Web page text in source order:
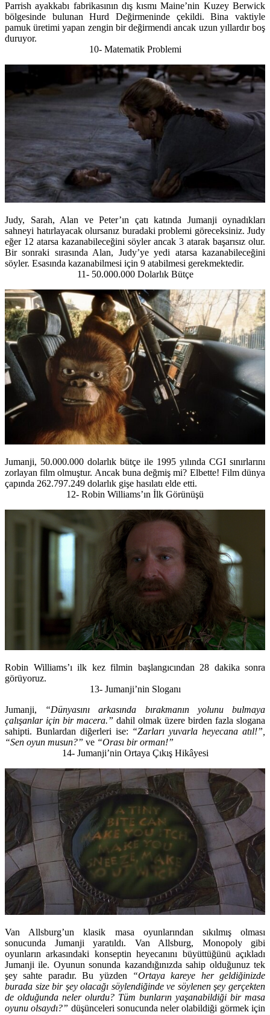
Parrish ayakkabı fabrikasının dış kısmı Maine’nin Kuzey Berwick
bölgesinde bulunan Hurd Değirmeninde çekildi. Bina vaktiyle
pamuk üretimi yapan zengin bir değirmendi ancak uzun yıllardır boş
duruyor.
10- Matematik Problemi
Judy, Sarah, Alan ve Peter’ın çatı katında Jumanji oynadıkları
sahneyi hatırlayacak olursanız buradaki problemi göreceksiniz. Judy
eğer 12 atarsa kazanabileceğini söyler ancak 3 atarak başarısız olur.
Bir sonraki sırasında Alan, Judy’ye yedi atarsa kazanabileceğini
söyler. Esasında kazanabilmesi için 9 atabilmesi gerekmektedir.
11- 50.000.000 Dolarlık Bütçe
Jumanji, 50.000.000 dolarlık bütçe ile 1995 yılında CGI sınırlarını
zorlayan film olmuştur. Ancak buna değmiş mi? Elbette! Film dünya
çapında 262.797.249 dolarlık gişe hasılatı elde etti.
12- Robin Williams’ın İlk Görünüşü
Robin Williams’ı ilk kez filmin başlangıcından 28 dakika sonra
görüyoruz.
13- Jumanji’nin Sloganı
Jumanji,
“Dünyasını arkasında bırakmanın yolunu bulmaya
çalışanlar için bir macera.” dahil olmak üzere birden fazla slogana
sahipti. Bunlardan diğerleri ise: “Zarları yuvarla heyecana atıl!”,
“Sen oyun musun?” ve “Orası bir orman!”
14- Jumanji’nin Ortaya Çıkış Hikâyesi
Van Allsburg’un klasik masa oyunlarından sıkılmış olması
sonucunda Jumanji yaratıldı. Van Allsburg, Monopoly gibi
oyunların arkasındaki konseptin heyecanını büyüttüğünü açıkladı
Jumanji ile. Oyunun sonunda kazandığınızda sahip olduğunuz tek
şey sahte paradır. Bu yüzden
“Ortaya kareye her geldiğinizde
burada size bir şey olacağı söylendiğinde ve söylenen şey gerçekten
de olduğunda neler olurdu? Tüm bunların yaşanabildiği bir masa
oyunu olsaydı?” düşünceleri sonucunda neler olabildiği görmek için